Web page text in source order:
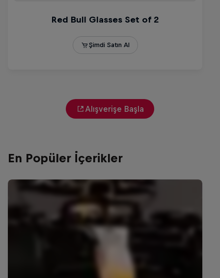
Alışverişe Başla
En Popüler İçerikler